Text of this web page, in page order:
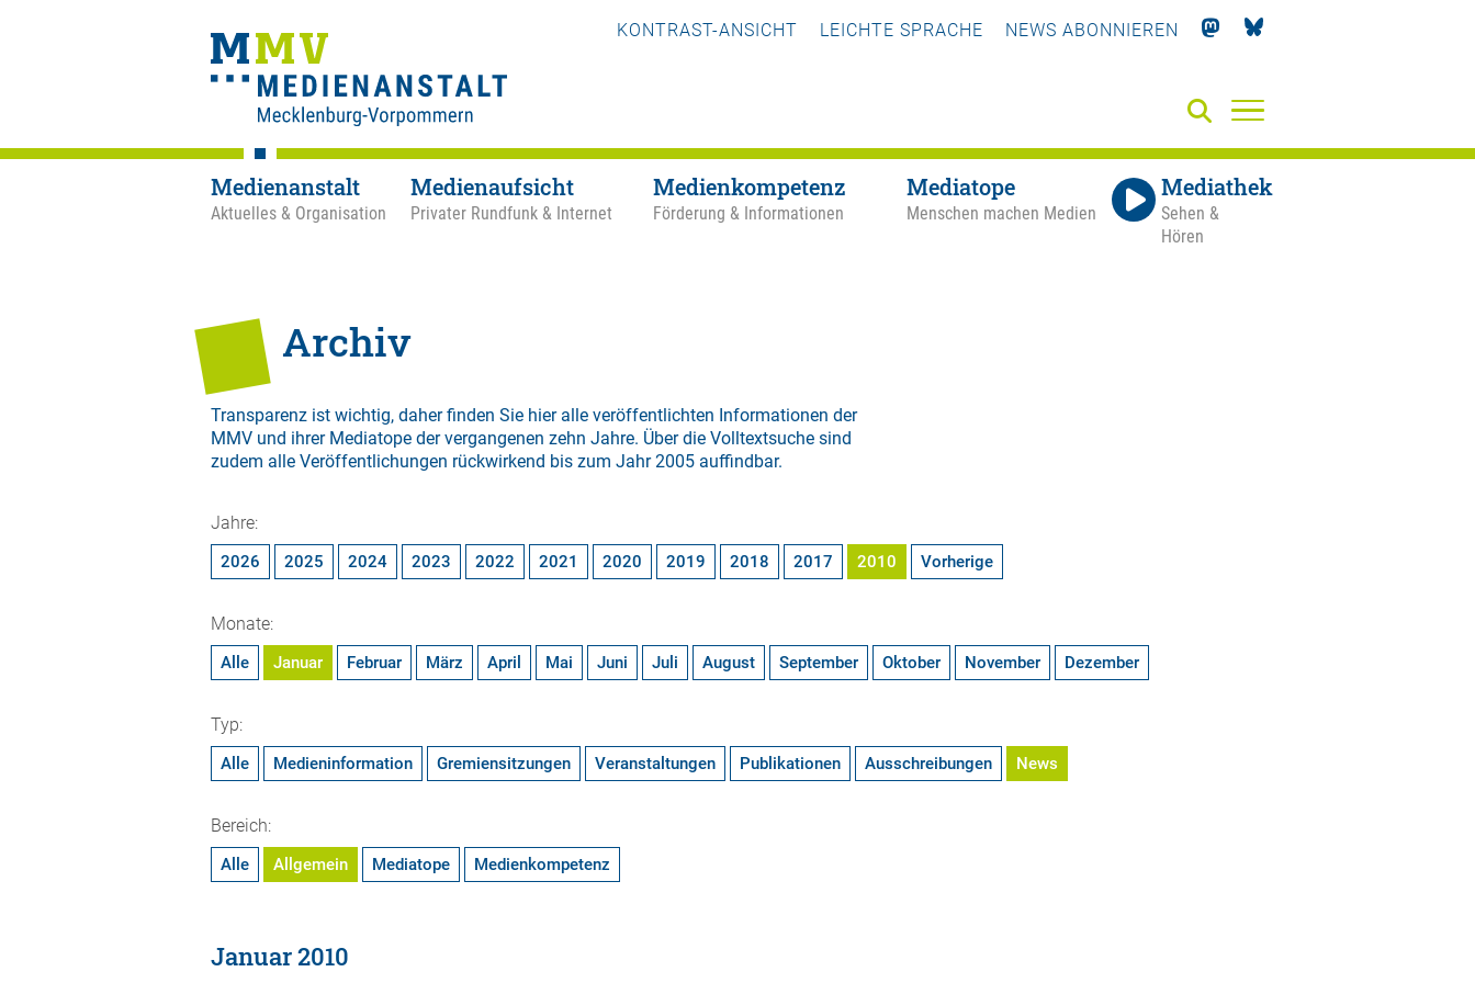
KONTRAST-ANSICHT LEICHTE SPRACHE NEWS ABONNIEREN
Medienanstalt
Aktuelles & Organisation
Medienaufsicht
Privater Rundfunk & Internet
Medienkompetenz
Förderung & Informationen
Mediatope
Menschen machen Medien
Mediathek
Sehen &
Hören
Archiv
Transparenz ist wichtig, daher finden Sie hier alle veröffentlichten Informationen der
MMV und ihrer Mediatope der vergangenen zehn Jahre. Über die Volltextsuche sind
zudem alle Veröffentlichungen rückwirkend bis zum Jahr 2005 auffindbar.
Jahre:
2026 2025 2024 2023 2022 2021 2020 2019 2018 2017 2010 Vorherige
Monate:
Alle Januar Februar März April Mai Juni Juli August September Oktober November Dezember
Typ:
Alle Medieninformation Gremiensitzungen Veranstaltungen Publikationen Ausschreibungen News
Bereich:
Alle Allgemein Mediatope Medienkompetenz
Januar 2010